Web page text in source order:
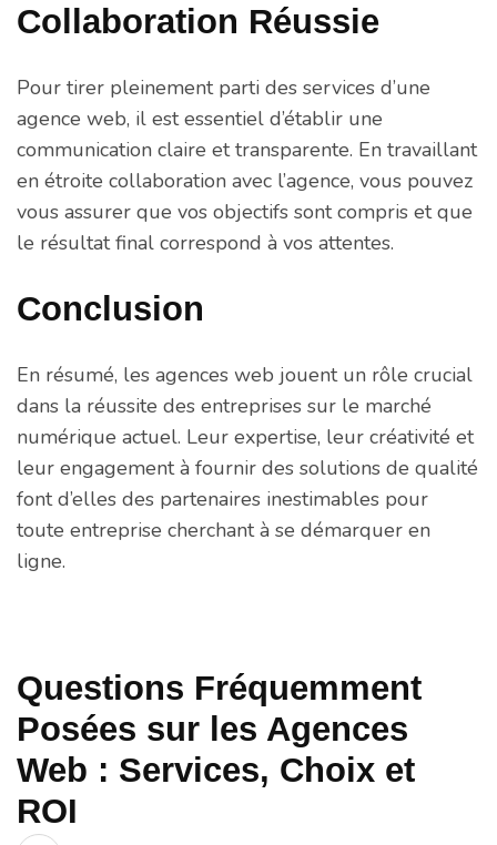
Collaboration Réussie
Pour tirer pleinement parti des services d’une
agence web, il est essentiel d’établir une
communication claire et transparente. En travaillant
en étroite collaboration avec l’agence, vous pouvez
vous assurer que vos objectifs sont compris et que
le résultat final correspond à vos attentes.
Conclusion
En résumé, les agences web jouent un rôle crucial
dans la réussite des entreprises sur le marché
numérique actuel. Leur expertise, leur créativité et
leur engagement à fournir des solutions de qualité
font d’elles des partenaires inestimables pour
toute entreprise cherchant à se démarquer en
ligne.
Questions Fréquemment
Posées sur les Agences
Web : Services, Choix et
ROI